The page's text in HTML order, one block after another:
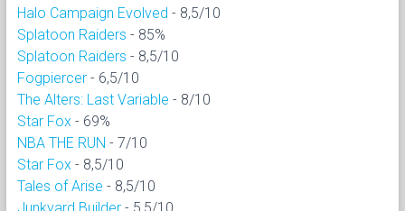
Halo Campaign Evolved - 8,5/10
Splatoon Raiders - 85%
Splatoon Raiders - 8,5/10
Fogpiercer - 6,5/10
The Alters: Last Variable - 8/10
Star Fox - 69%
NBA THE RUN - 7/10
Star Fox - 8,5/10
Tales of Arise - 8,5/10
Junkyard Builder - 5,5/10